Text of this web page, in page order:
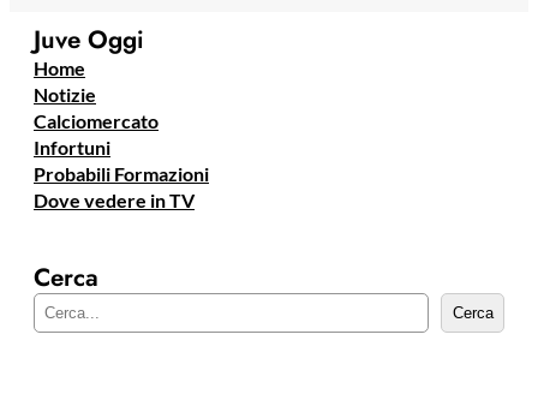
Juve Oggi
Home
Notizie
Calciomercato
Infortuni
Probabili Formazioni
Dove vedere in TV
Cerca
e
Cerca